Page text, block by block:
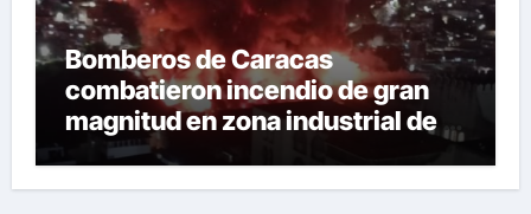
Bomberos de Caracas
combatieron incendio de gran
magnitud en zona industrial de El
Llanito